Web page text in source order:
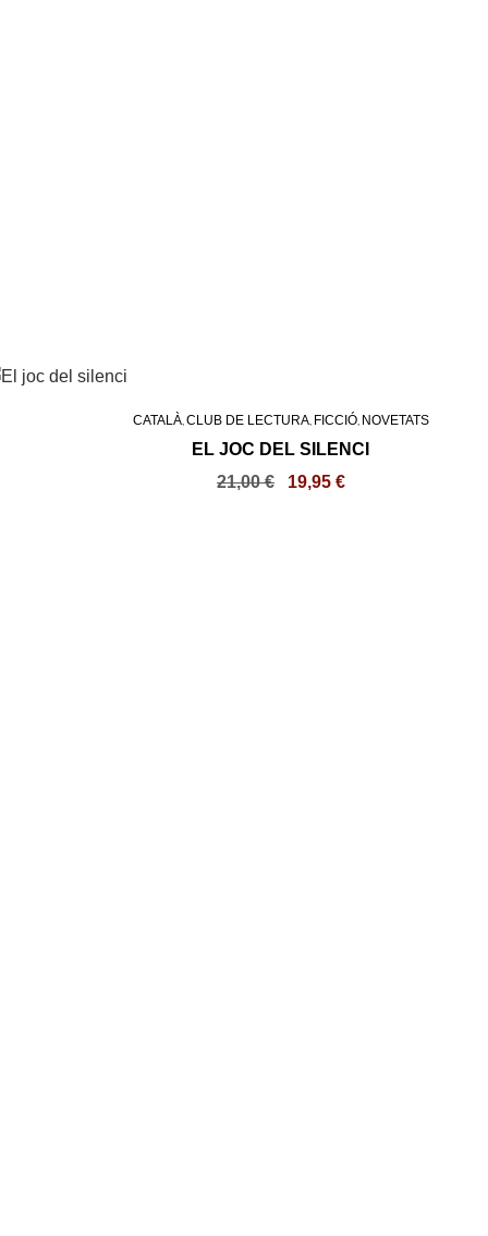
CATALÀ, CLUB DE LECTURA, FICCIÓ, NOVETATS
EL JOC DEL SILENCI
21,00€ 19,95 €